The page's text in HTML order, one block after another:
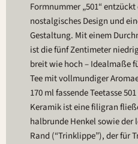
Formnummer „501“
nostalgisches Design und
Gestaltung. Mit einem
ist die fünf Zentimeter
breit wie hoch – Idealmaße
Tee mit vollmundiger
170 ml fassende Teetasse
Keramik ist eine filigran
halbrunde Henkel sowie
Rand (“Trinklippe”), der für